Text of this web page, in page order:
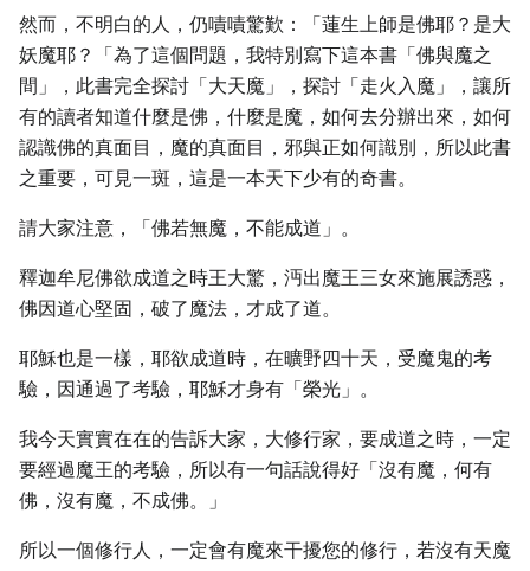
然而，不明白的人，仍嘖嘖驚歎：「蓮生上師是佛耶？是大
妖魔耶？「為了這個問題，我特別寫下這本書「佛與魔之
間」，此書完全探討「大天魔」，探討「走火入魔」，讓所
有的讀者知道什麼是佛，什麼是魔，如何去分辦出來，如何
認識佛的真面目，魔的真面目，邪與正如何識別，所以此書
之重要，可見一斑，這是一本天下少有的奇書。
請大家注意，「佛若無魔，不能成道」。
釋迦牟尼佛欲成道之時王大驚，沔出魔王三女來施展誘惑，
佛因道心堅固，破了魔法，才成了道。
耶穌也是一樣，耶欲成道時，在曠野四十天，受魔鬼的考
驗，因通過了考驗，耶穌才身有「榮光」。
我今天實實在在的告訴大家，大修行家，要成道之時，一定
要經過魔王的考驗，所以有一句話說得好「沒有魔，何有
佛，沒有魔，不成佛。」
所以一個修行人，一定會有魔來干擾您的修行，若沒有天魔